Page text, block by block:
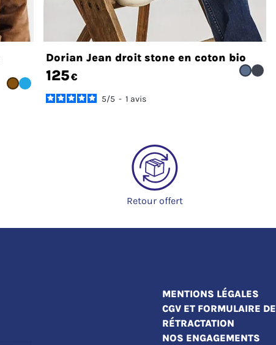
Dorian Jean droit stone en coton bio
125€
5/5 - 1 avis
Retour offert
MENTIONS LÉGALES
CGV ET FORMULAIRE DE
RÉTRACTATION
NOS ENGAGEMENTS